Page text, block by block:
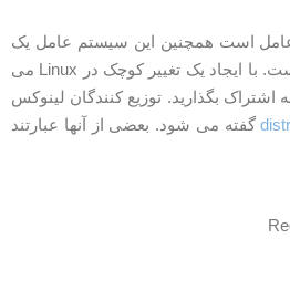
است همچنین این سیستم عامل یک
نرم افزار رایگان و منبع باز است. با ایجاد یک تغییر کوچک در Linux می
اشتراک بگذارید. توزیع کنندگان لینوکس
گفته می شود. بعضی از آنها عبارتند